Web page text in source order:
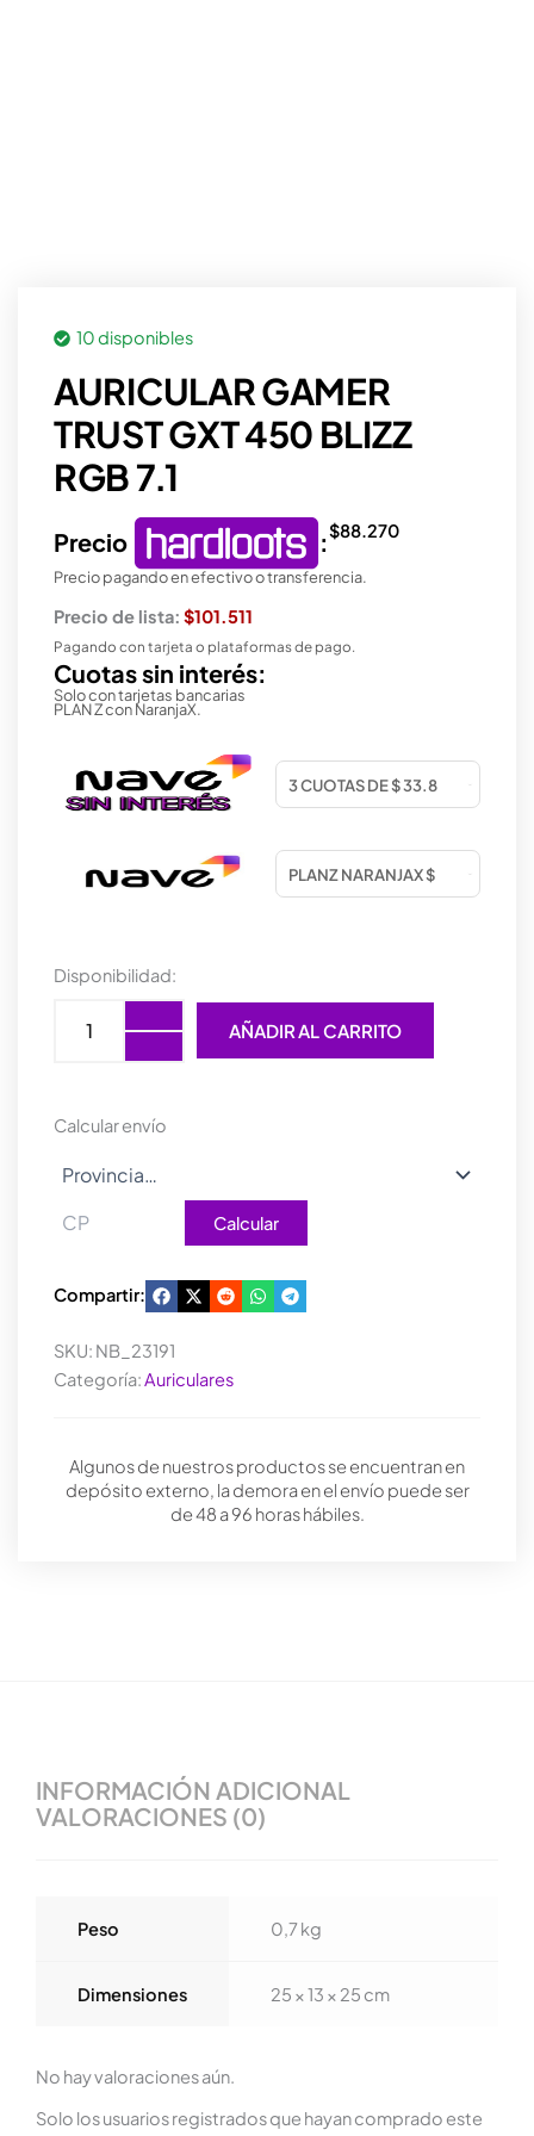
10 disponibles
AURICULAR GAMER
TRUST GXT 450 BLIZZ
RGB 7.1
Precio :$88.270
Precio pagando en efectivo o transferencia.
Precio de lista: $101.511
Pagando con tarjeta o plataformas de pago.
Cuotas sin interés:
Solo con tarjetas bancarias
PLAN Z con NaranjaX.
Disponibilidad:
AURICULAR
TRUST
RGB
7.1
AÑADIR AL CARRITO
Calcular envío
Calcular
Compartir:
SKU: NB_23191
Categoría:Auriculares
Algunos de nuestros productos se encuentran en
depósito externo, la demora en el envío puede ser
de 48 a 96 horas hábiles.
INFORMACIÓN ADICIONAL
VALORACIONES (0)
Peso 0,7 kg
Dimensiones 25 × 13 × 25 cm
No hay valoraciones aún.
Solo los usuarios registrados que hayan comprado este